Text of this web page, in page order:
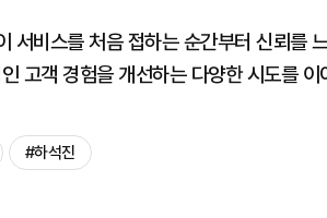
서비스를 처음 접하는 순간부터 신뢰를
고객 경험을 개선하는 다양한 시도를
#하석진